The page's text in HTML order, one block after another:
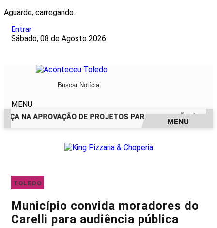
Aguarde, carregando...
Entrar
Sábado, 08 de Agosto 2026
MENU
NA APROVAÇÃO DE PROJETOS PARA PROTEÇÃO ÀS
EM ALTA
MENU
TOLEDO
Município convida moradores do
Carelli para audiência pública